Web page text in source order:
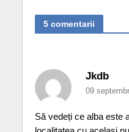
5 comentarii
Jkdb
09
Să vedeți ce alba este